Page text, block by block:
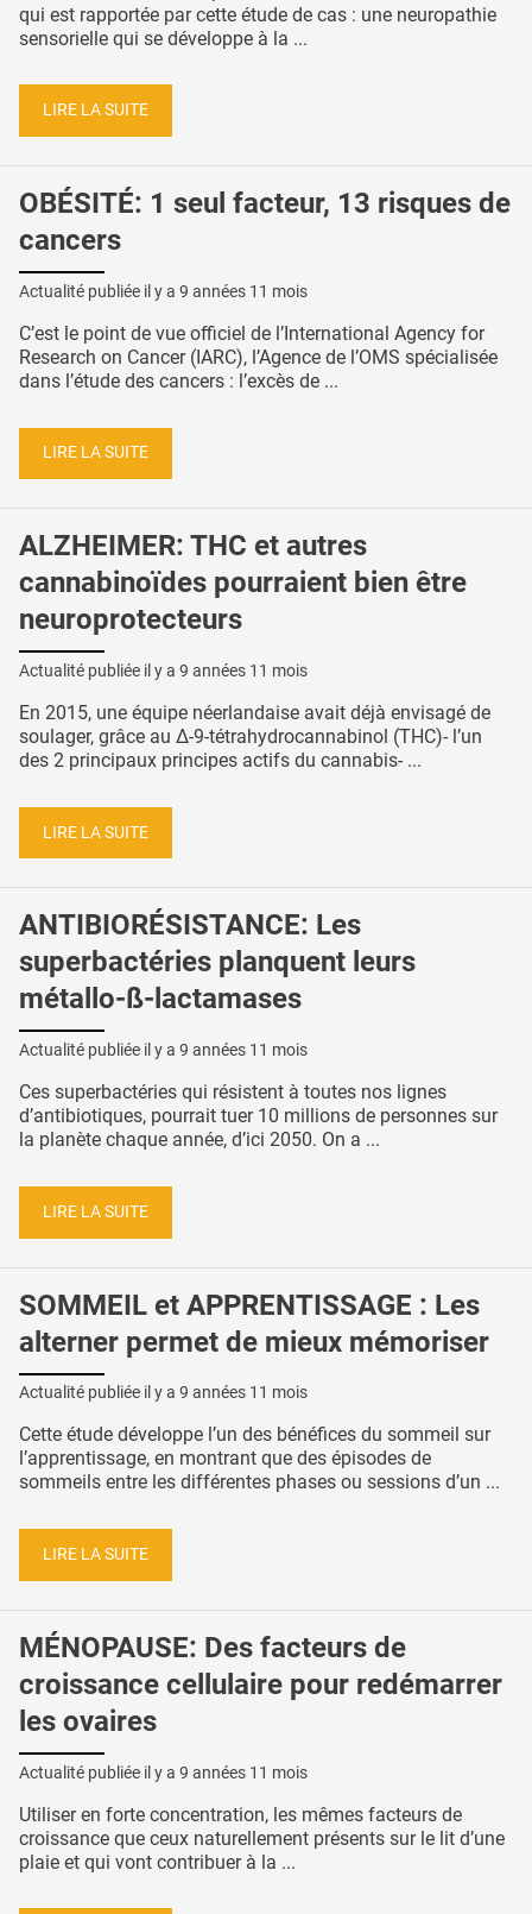
qui est rapportée par cette étude de cas : une neuropathie
sensorielle qui se développe à la ...
LIRE LA SUITE
OBÉSITÉ: 1 seul facteur, 13 risques de
cancers
Actualité publiée il y a 9 années 11 mois
C’est le point de vue officiel de l’International Agency for
Research on Cancer (IARC), l’Agence de l’OMS spécialisée
dans l’étude des cancers : l’excès de ...
LIRE LA SUITE
ALZHEIMER: THC et autres
cannabinoïdes pourraient bien être
neuroprotecteurs
Actualité publiée il y a 9 années 11 mois
En 2015, une équipe néerlandaise avait déjà envisagé de
soulager, grâce au Δ-9-tétrahydrocannabinol (THC)- l’un
des 2 principaux principes actifs du cannabis- ...
LIRE LA SUITE
ANTIBIORÉSISTANCE: Les
superbactéries planquent leurs
métallo-ß-lactamases
Actualité publiée il y a 9 années 11 mois
Ces superbactéries qui résistent à toutes nos lignes
d’antibiotiques, pourrait tuer 10 millions de personnes sur
la planète chaque année, d’ici 2050. On a ...
LIRE LA SUITE
SOMMEIL et APPRENTISSAGE : Les
alterner permet de mieux mémoriser
Actualité publiée il y a 9 années 11 mois
Cette étude développe l’un des bénéfices du sommeil sur
l’apprentissage, en montrant que des épisodes de
sommeils entre les différentes phases ou sessions d’un ...
LIRE LA SUITE
MÉNOPAUSE: Des facteurs de
croissance cellulaire pour redémarrer
les ovaires
Actualité publiée il y a 9 années 11 mois
Utiliser en forte concentration, les mêmes facteurs de
croissance que ceux naturellement présents sur le lit d’une
plaie et qui vont contribuer à la ...